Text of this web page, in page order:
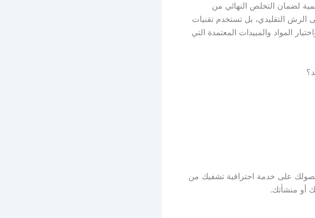
لضمان التخلص النهائي من
التقليدي، بل تستخدم تقنيات
المواد والمبيدات المعتمدة التي
على خدمة احترافية تشفيك من
أو منشأتك.